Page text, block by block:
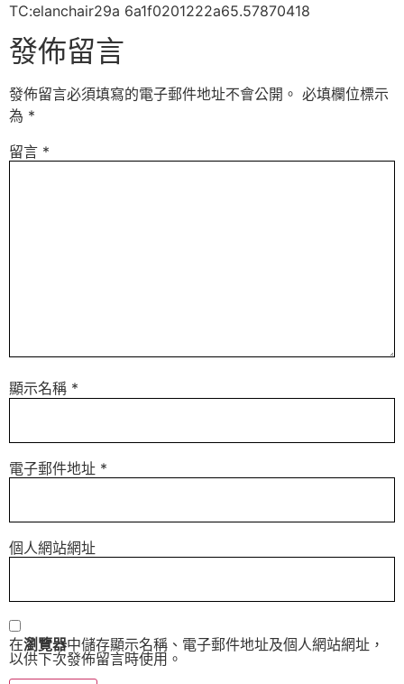
TC:elanchair29a 6a1f0201222a65.57870418
發佈留言
發佈留言必須填寫的電子郵件地址不會公開。 必填欄位標示
為 *
留言 *
顯示名稱 *
電子郵件地址 *
個人網站網址
在瀏覽器中儲存顯示名稱、電子郵件地址及個人網站網址，
以供下次發佈留言時使用。